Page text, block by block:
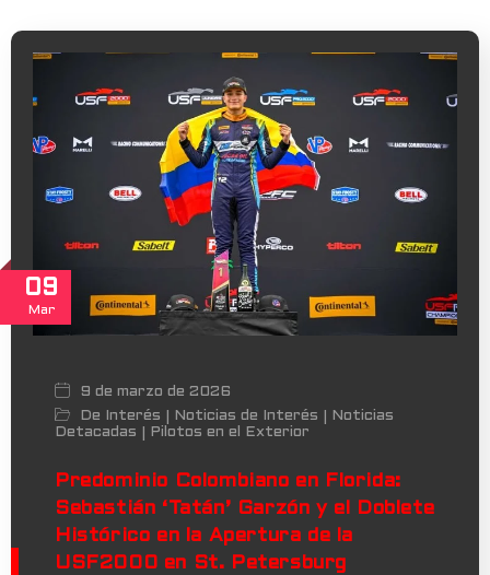
09
Mar
9 de marzo de 2026
De Interés
Noticias de Interés
Noticias
Detacadas
Pilotos en el Exterior
Predominio Colombiano en Florida:
Sebastián ‘Tatán’ Garzón y el Doblete
Histórico en la Apertura de la
USF2000 en St. Petersburg